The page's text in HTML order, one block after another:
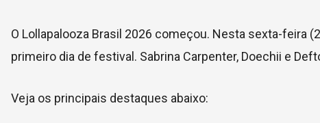
O Lollapalooza Brasil 2026 começou. Nesta sexta-feira
primeiro dia de festival. Sabrina Carpenter, Doechii e
Veja os principais destaques abaixo: